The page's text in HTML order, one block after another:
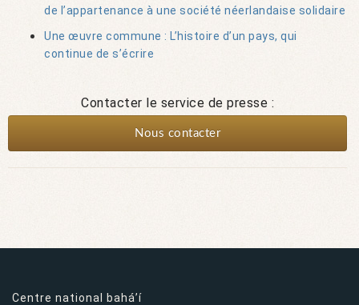
de l’appartenance à une société néerlandaise solidaire
Une œuvre commune : L’histoire d’un pays, qui
continue de s’écrire
Contacter le service de presse :
Nous contacter
Centre national bahá’í